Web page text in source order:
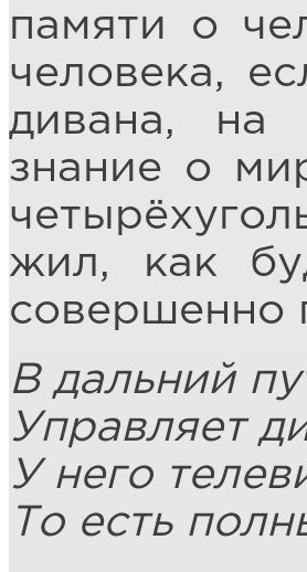
памяти о
человека,
дивана, на
знание о
жил, как
совершенно
В дальний
Управляет
У него
То есть